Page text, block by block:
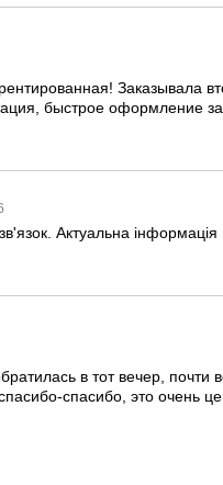
Заказывала
быстрое оформление
Актуальна
в тот вечер,
спасибо, это очень